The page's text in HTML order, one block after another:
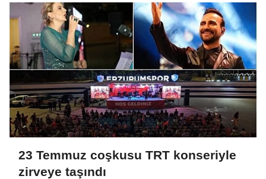
23 Temmuz coşkusu TRT konseriyle
zirveye taşındı